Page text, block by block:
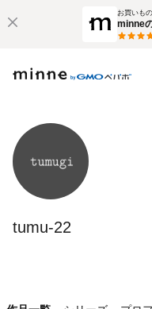
お買いも
minne
tumu-22